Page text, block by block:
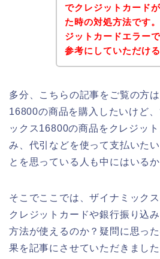
でクレジットカード
た時の対処方法です
ジットカードエラー
参考にしていただけ
多分、こちらの記事をご覧の方
16800の商品を購入したいけど
ックス16800の商品をクレジッ
み、代引などを使って支払いた
とを思っている人も中にはいる
そこでここでは、ザイナミック
クレジットカードや銀行振り込
方法が使えるのか？疑問に思っ
果を記事にさせていただきました